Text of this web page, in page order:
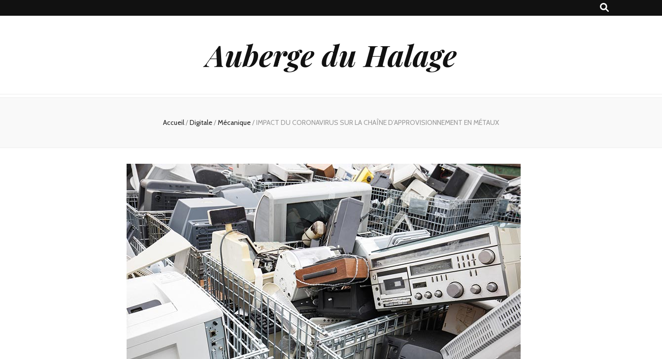
Auberge du Halage
Accueil/Digitale/Mécanique/ IMPACT DU CORONAVIRUS SUR LA CHAÎNE D’APPROVISIONNEMENT EN MÉTAUX